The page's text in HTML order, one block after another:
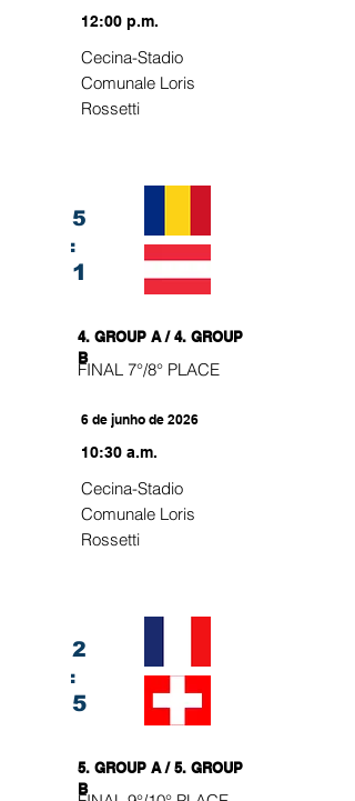
12:00 p.m.
Cecina-Stadio
Comunale Loris
Rossetti
5
:
1
4. GROUP A / 4. GROUP
B
6 de junho de 2026
10:30 a.m.
Cecina-Stadio
Comunale Loris
Rossetti
FINAL 7°/8° PLACE
2
:
5
5. GROUP A / 5. GROUP
B